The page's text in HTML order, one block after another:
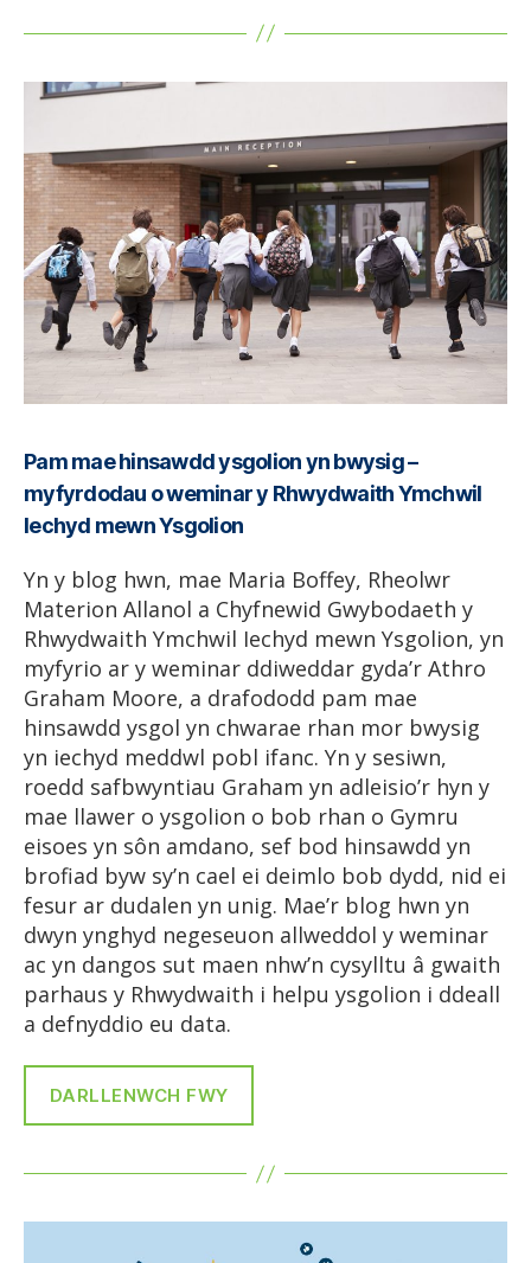
Pam mae hinsawdd ysgolion yn bwysig –
myfyrdodau o weminar y Rhwydwaith Ymchwil
Iechyd mewn Ysgolion
Yn y blog hwn, mae Maria Boffey, Rheolwr
Materion Allanol a Chyfnewid Gwybodaeth y
Rhwydwaith Ymchwil Iechyd mewn Ysgolion, yn
myfyrio ar y weminar ddiweddar gyda’r Athro
Graham Moore, a drafododd pam mae
hinsawdd ysgol yn chwarae rhan mor bwysig
yn iechyd meddwl pobl ifanc. Yn y sesiwn,
roedd safbwyntiau Graham yn adleisio’r hyn y
mae llawer o ysgolion o bob rhan o Gymru
eisoes yn sôn amdano, sef bod hinsawdd yn
brofiad byw sy’n cael ei deimlo bob dydd, nid ei
fesur ar dudalen yn unig. Mae’r blog hwn yn
dwyn ynghyd negeseuon allweddol y weminar
ac yn dangos sut maen nhw’n cysylltu â gwaith
parhaus y Rhwydwaith i helpu ysgolion i ddeall
a defnyddio eu data.
DARLLENWCH FWY